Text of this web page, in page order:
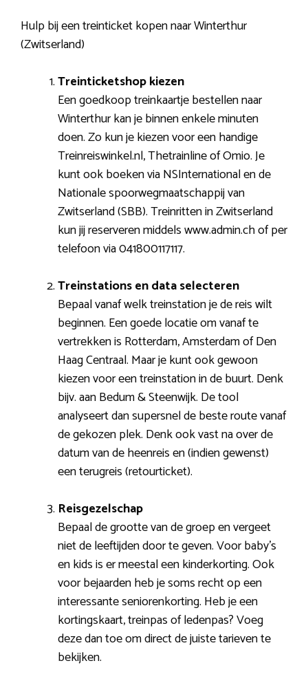
Hulp bij een treinticket kopen naar Winterthur
(Zwitserland)
Treinticketshop kiezen
Een goedkoop treinkaartje bestellen naar
Winterthur kan je binnen enkele minuten
doen. Zo kun je kiezen voor een handige
Treinreiswinkel.nl, Thetrainline of Omio. Je
kunt ook boeken via NSInternational en de
Nationale spoorwegmaatschappij van
Zwitserland (SBB). Treinritten in Zwitserland
kun jij reserveren middels www.admin.ch of per
telefoon via 041800117117.
Treinstations en data selecteren
Bepaal vanaf welk treinstation je de reis wilt
beginnen. Een goede locatie om vanaf te
vertrekken is Rotterdam, Amsterdam of Den
Haag Centraal. Maar je kunt ook gewoon
kiezen voor een treinstation in de buurt. Denk
bijv. aan Bedum & Steenwijk. De tool
analyseert dan supersnel de beste route vanaf
de gekozen plek. Denk ook vast na over de
datum van de heenreis en (indien gewenst)
een terugreis (retourticket).
Reisgezelschap
Bepaal de grootte van de groep en vergeet
niet de leeftijden door te geven. Voor baby’s
en kids is er meestal een kinderkorting. Ook
voor bejaarden heb je soms recht op een
interessante seniorenkorting. Heb je een
kortingskaart, treinpas of ledenpas? Voeg
deze dan toe om direct de juiste tarieven te
bekijken.